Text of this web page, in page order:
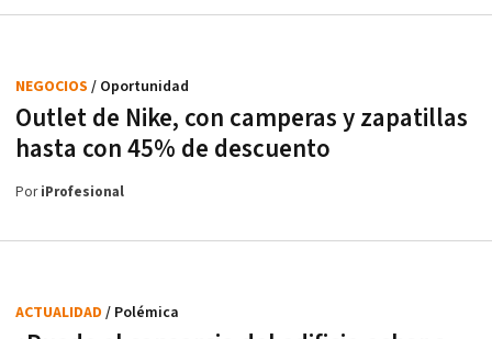
Outlet de Nike, con camperas y zapatillas
hasta con 45% de descuento
NEGOCIOS / Oportunidad
PoriProfesional
ACTUALIDAD / Polémica